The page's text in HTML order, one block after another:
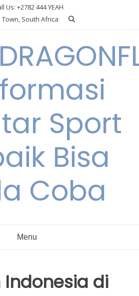
Us: +2782 444 YEAH
Town, South Africa
Sport
Bisa
Coba
Menu
di